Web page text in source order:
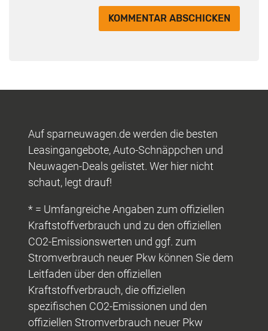
Auf sparneuwagen.de werden die besten
Leasingangebote, Auto-Schnäppchen und
Neuwagen-Deals gelistet. Wer hier nicht
schaut, legt drauf!
* = Umfangreiche Angaben zum offiziellen
Kraftstoffverbrauch und zu den offiziellen
CO2-Emissionswerten und ggf. zum
Stromverbrauch neuer Pkw können Sie dem
Leitfaden über den offiziellen
Kraftstoffverbrauch, die offiziellen
spezifischen CO2-Emissionen und den
offiziellen Stromverbrauch neuer Pkw